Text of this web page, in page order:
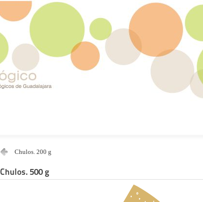
Chulos. 200 g
Chulos. 500 g